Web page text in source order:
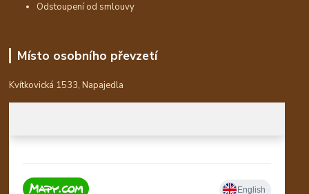
Odstoupení od smlouvy
Místo osobního převzetí
Kvítkovická 1533, Napajedla